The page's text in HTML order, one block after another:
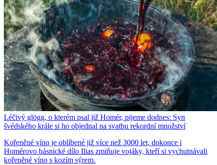
Léčivý glögg, o kterém psal již Homér, pijeme dodnes: Syn
švédského krále si ho objednal na svatbu rekordní množství
Kořeněné víno je oblíbené již více než 3000 let, dokonce i
Homérovo básnické dílo Ilias zmiňuje vojáky, kteří si vychutnávali
kořeněné víno s kozím sýrem.